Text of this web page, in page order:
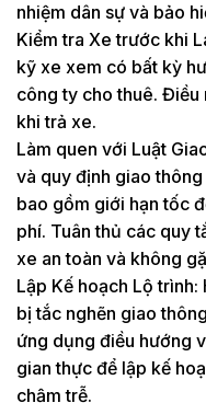
nhiệm dân sự và bảo
Kiểm tra Xe trước khi
kỹ xe xem có bất kỳ
công ty cho thuê. Điều
khi trả xe.
Làm quen với Luật
và quy định giao
bao gồm giới hạn tốc
phí. Tuân thủ các quy
xe an toàn và không
Lập Kế hoạch Lộ
bị tắc nghẽn giao
ứng dụng điều hướng
gian thực để lập kế
chậm trễ.